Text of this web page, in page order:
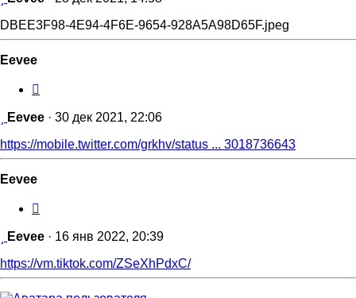
DBEE3F98-4E94-4F6E-9654-928A5A98D65F.jpeg
Eevee
Сообщение
Eevee · 30 дек 2021, 22:06
https://mobile.twitter.com/grkhv/status ... 3018736643
Eevee
Сообщение
Eevee · 16 янв 2022, 20:39
https://vm.tiktok.com/ZSeXhPdxC/